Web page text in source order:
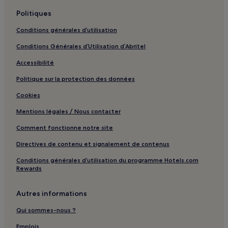
San Rafael : hôtels Hôtels avec parking
San Rafael : hôtels 2 étoiles
San Francisco : hôtels Hôtels avec centre de fitness
San Francisco : hôtels Hôtels acceptant les animaux de
compagnie
San Francisco : Chambres d’hôtes
San Francisco : hôtels Hôtels pour faire du shopping
Politiques
Conditions générales d’utilisation
Conditions Générales d’Utilisation d’Abritel
Accessibilité
Politique sur la protection des données
Cookies
Mentions légales / Nous contacter
Comment fonctionne notre site
Directives de contenu et signalement de contenus
Conditions générales d’utilisation du programme Hotels.com
Rewards
Autres informations
Qui sommes-nous ?
Emplois